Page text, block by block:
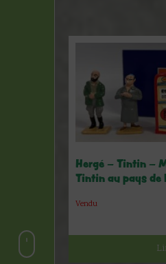
Hergé – Tintin –
Tintin au pays de
Vendu